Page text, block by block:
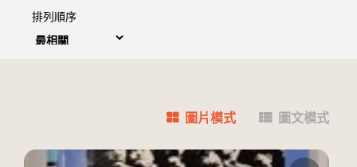
排列順序
圖片模式 圖文模式